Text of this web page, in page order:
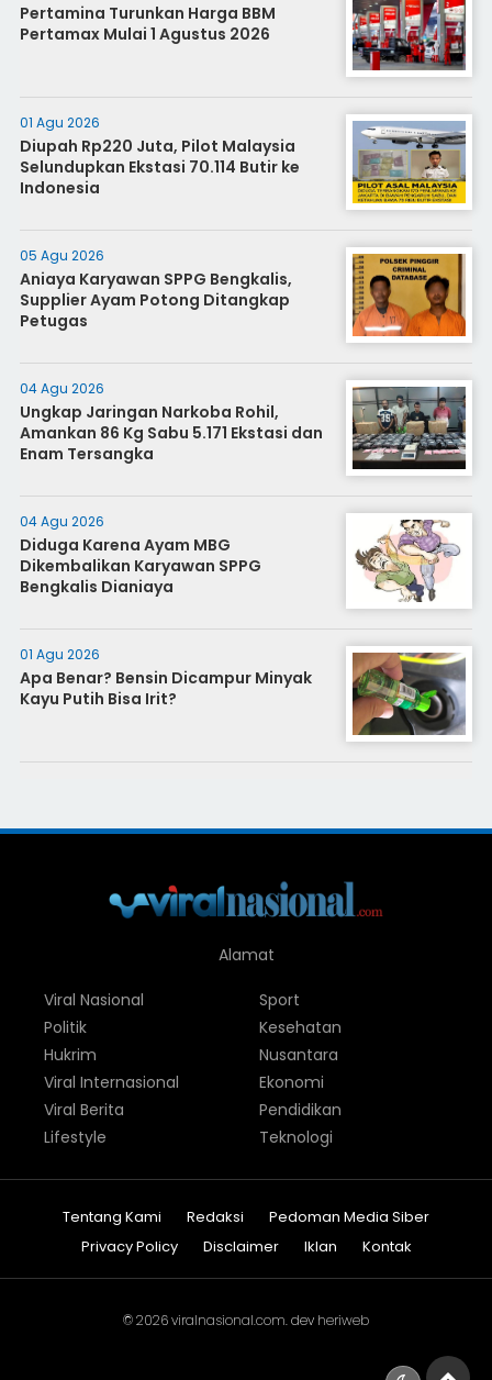
Pertamina Turunkan Harga BBM
Pertamax Mulai 1 Agustus 2026
01 Agu 2026
Diupah Rp220 Juta, Pilot Malaysia
Selundupkan Ekstasi 70.114 Butir ke
Indonesia
05 Agu 2026
Aniaya Karyawan SPPG Bengkalis,
Supplier Ayam Potong Ditangkap
Petugas
04 Agu 2026
Ungkap Jaringan Narkoba Rohil,
Amankan 86 Kg Sabu 5.171 Ekstasi dan
Enam Tersangka
04 Agu 2026
Diduga Karena Ayam MBG
Dikembalikan Karyawan SPPG
Bengkalis Dianiaya
01 Agu 2026
Apa Benar? Bensin Dicampur Minyak
Kayu Putih Bisa Irit?
Alamat
Viral Nasional
Politik
Hukrim
Viral Internasional
Viral Berita
Lifestyle
Sport
Kesehatan
Nusantara
Ekonomi
Pendidikan
Teknologi
Tentang Kami Redaksi
Pedoman Media Siber
Privacy Policy
Disclaimer Iklan Kontak
© 2026viralnasional.com. dev heriweb